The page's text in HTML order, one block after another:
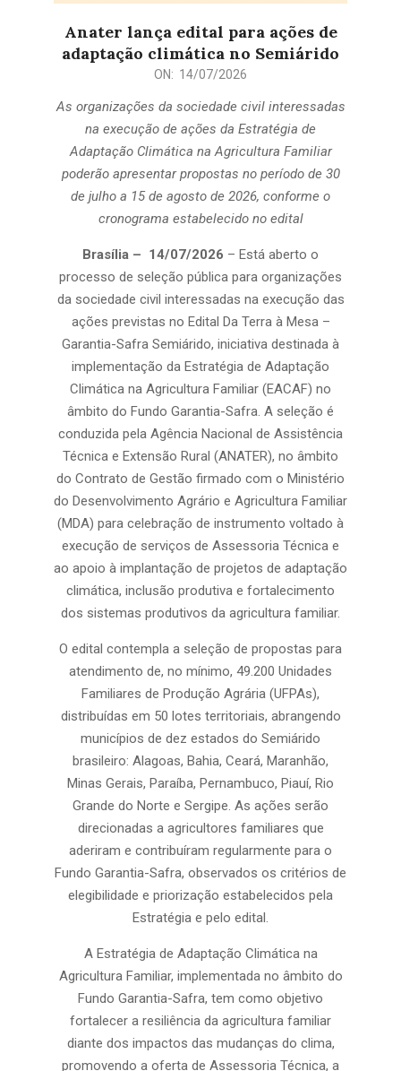
Anater lança edital para ações de
adaptação climática no Semiárido
ON: 14/07/2026
As organizações da sociedade civil interessadas
na execução de ações da Estratégia de
Adaptação Climática na Agricultura Familiar
poderão apresentar propostas no período de 30
de julho a 15 de agosto de 2026, conforme o
cronograma estabelecido no edital
Brasília – 14/07/2026 – Está aberto o
processo de seleção pública para organizações
da sociedade civil interessadas na execução das
ações previstas no Edital Da Terra à Mesa –
Garantia-Safra Semiárido, iniciativa destinada à
implementação da Estratégia de Adaptação
Climática na Agricultura Familiar (EACAF) no
âmbito do Fundo Garantia-Safra. A seleção é
conduzida pela Agência Nacional de Assistência
Técnica e Extensão Rural (ANATER), no âmbito
do Contrato de Gestão firmado com o Ministério
do Desenvolvimento Agrário e Agricultura Familiar
(MDA) para celebração de instrumento voltado à
execução de serviços de Assessoria Técnica e
ao apoio à implantação de projetos de adaptação
climática, inclusão produtiva e fortalecimento
dos sistemas produtivos da agricultura familiar.
O edital contempla a seleção de propostas para
atendimento de, no mínimo, 49.200 Unidades
Familiares de Produção Agrária (UFPAs),
distribuídas em 50 lotes territoriais, abrangendo
municípios de dez estados do Semiárido
brasileiro: Alagoas, Bahia, Ceará, Maranhão,
Minas Gerais, Paraíba, Pernambuco, Piauí, Rio
Grande do Norte e Sergipe. As ações serão
direcionadas a agricultores familiares que
aderiram e contribuíram regularmente para o
Fundo Garantia-Safra, observados os critérios de
elegibilidade e priorização estabelecidos pela
Estratégia e pelo edital.
A Estratégia de Adaptação Climática na
Agricultura Familiar, implementada no âmbito do
Fundo Garantia-Safra, tem como objetivo
fortalecer a resiliência da agricultura familiar
diante dos impactos das mudanças do clima,
promovendo a oferta de Assessoria Técnica, a